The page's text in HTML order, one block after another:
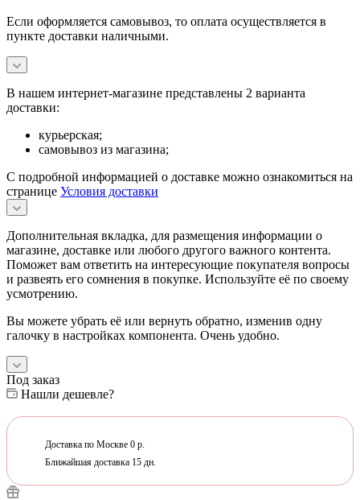
Если оформляется самовывоз, то оплата осуществляется в
пункте доставки наличными.
В нашем интернет-магазине представлены 2 варианта
доставки:
курьерская;
самовывоз из магазина;
С подробной информацией о доставке можно ознакомиться на
странице Условия доставки
Дополнительная вкладка, для размещения информации о
магазине, доставке или любого другого важного контента.
Поможет вам ответить на интересующие покупателя вопросы
и развеять его сомнения в покупке. Используйте её по своему
усмотрению.
Вы можете убрать её или вернуть обратно, изменив одну
галочку в настройках компонента. Очень удобно.
Под заказ
Нашли дешевле?
Доставка по Москве 0 р.
Ближайшая доставка 15 дн.